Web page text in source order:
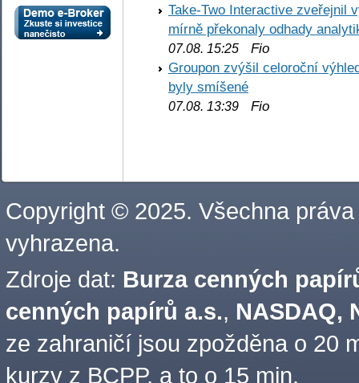
Take-Two Interactive zveřejnil
mírně překonaly odhady
07.08. 15:25 Fio
Groupon zvýšil celoroční
byly smíšené
07.08. 13:39 Fio
Copyright © 2025. Všechna práva
vyhrazena.
Zdroje dat: Burza cenných
cenných papírů a.s., NASDAQ,
ze zahraničí jsou zpožděna o 20
kurzy z BCPP, a to o 15 min.